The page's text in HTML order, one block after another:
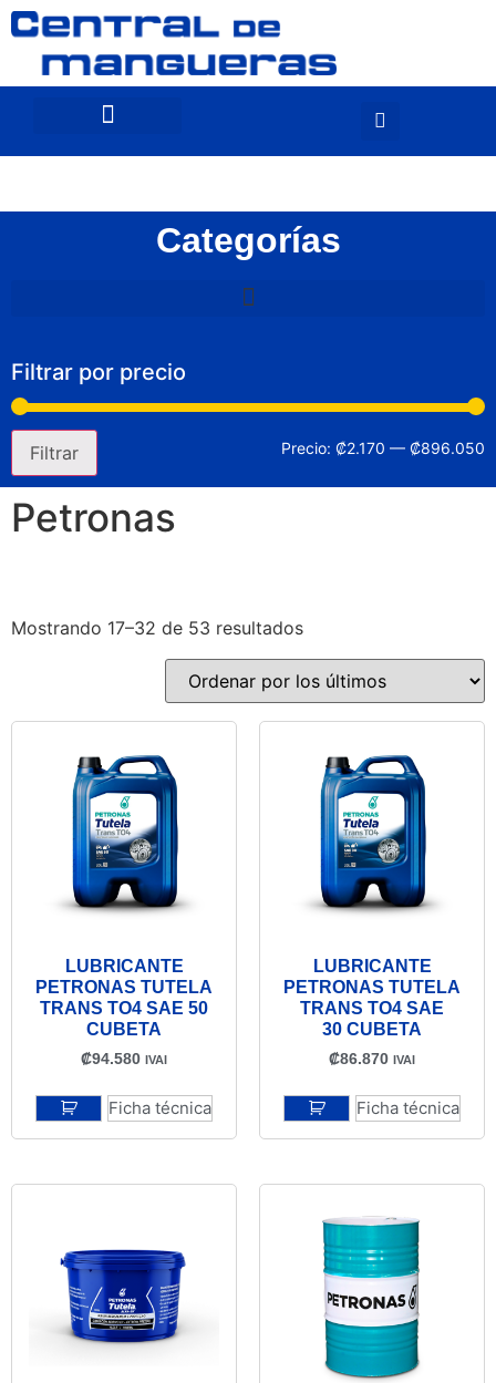
Categorías
Filtrar por precio
Filtrar Precio: ₡2.170 — ₡896.050
Petronas
Mostrando 17–32 de 53 resultados
LUBRICANTE
PETRONAS TUTELA
TRANS TO4 SAE 50
CUBETA
₡94.580 IVAI
Ficha técnica
LUBRICANTE
PETRONAS TUTELA
TRANS TO4 SAE
30 CUBETA
₡86.870 IVAI
Ficha técnica